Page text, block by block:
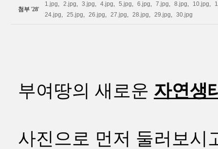
첨부 '28'
1.jpg, 2.jpg, 3.jpg, 4.jpg, 5.jpg, 6.jpg, 7.jpg, 8.jpg, 10.jpg,
24.jpg, 25.jpg, 26.jpg, 27.jpg, 28.jpg, 29.jpg, 30.jpg
부여땅의 새로운 자연생
사진으로 먼저 둘러보시